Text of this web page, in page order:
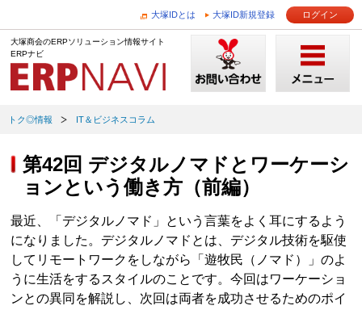
大塚IDとは 大塚ID新規登録 ログイン
大塚商会のERPソリューション情報サイト
ERPナビ
トク◎情報 IT＆ビジネスコラム
第42回 デジタルノマドとワーケーシ
ョンという働き方（前編）
最近、「デジタルノマド」という言葉をよく耳にするよう
になりました。デジタルノマドとは、デジタル技術を駆使
してリモートワークをしながら「遊牧民（ノマド）」のよ
うに生活をするスタイルのことです。今回はワーケーショ
ンとの異同を解説し、次回は両者を成功させるためのポイ